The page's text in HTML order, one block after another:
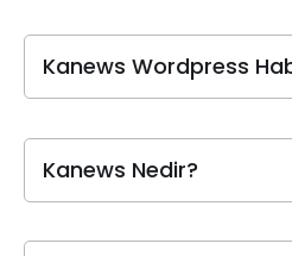
Kanews Wordpress
Kanews Nedir?